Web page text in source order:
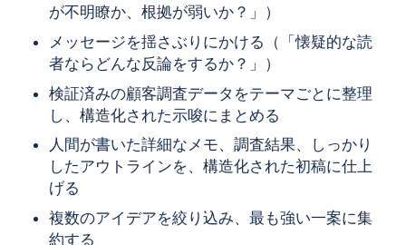
が不明瞭か、根拠が弱いか？」）
メッセージを揺さぶりにかける（「懐疑的な読
者ならどんな反論をするか？」）
検証済みの顧客調査データをテーマごとに整理
し、構造化された示唆にまとめる
人間が書いた詳細なメモ、調査結果、しっかり
したアウトラインを、構造化された初稿に仕上
げる
複数のアイデアを絞り込み、最も強い一案に集
約する